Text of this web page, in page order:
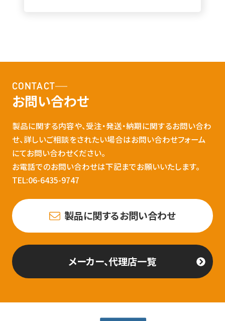
CONTACT
お問い合わせ
製品に関する内容や、受注・発送・納期に関するお問い合わ
せ、詳しいご相談をされたい場合はお問い合わせフォーム
にてお問い合わせください。
お電話でのお問い合わせは下記までお願いいたします。
TEL:06-6435-9747
製品に関するお問い合わせ
メーカー、代理店一覧